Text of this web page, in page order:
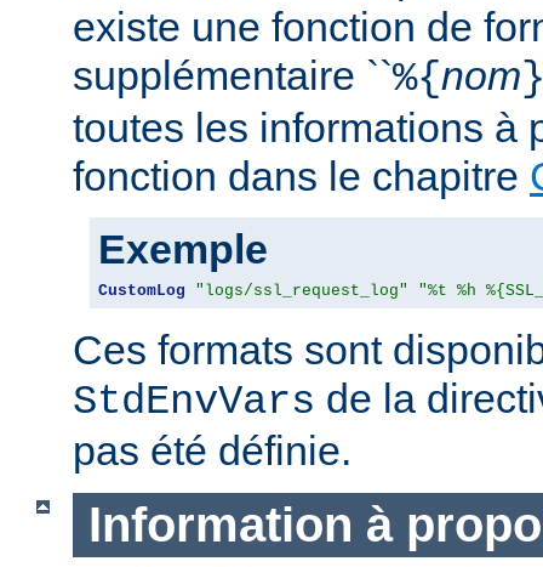
existe une fonction de
supplémentaire ``%{nom
toutes les informations à
fonction dans le chapitre
Exemple
CustomLog "logs/ssl_request_log" "%t %h
Ces formats sont
StdEnvVars de la
pas été définie.
Information à